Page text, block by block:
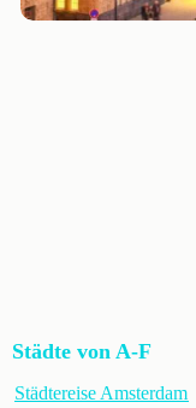
Städte von A-F
Städtereise Amsterdam